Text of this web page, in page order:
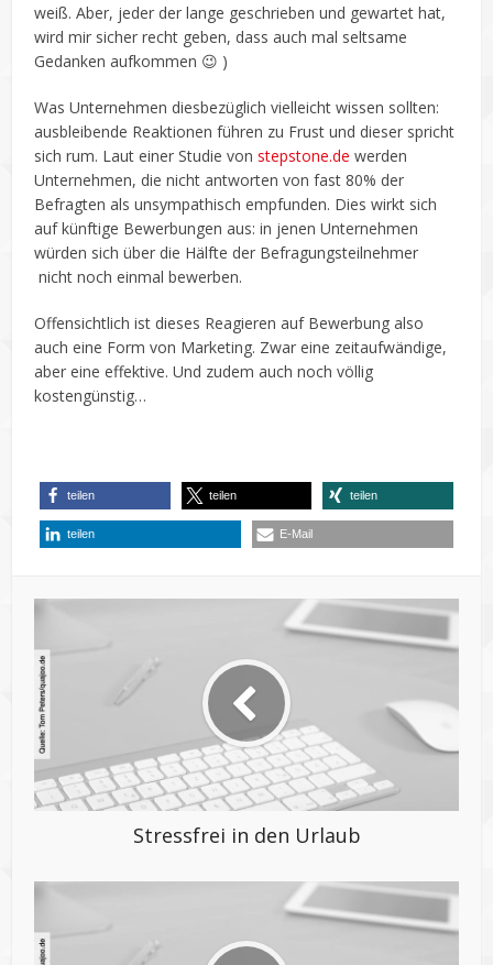
weiß. Aber, jeder der lange geschrieben und gewartet hat,
wird mir sicher recht geben, dass auch mal seltsame
Gedanken aufkommen 😉 )
Was Unternehmen diesbezüglich vielleicht wissen sollten:
ausbleibende Reaktionen führen zu Frust und dieser spricht
sich rum. Laut einer Studie von stepstone.de werden
Unternehmen, die nicht antworten von fast 80% der
Befragten als unsympathisch empfunden. Dies wirkt sich
auf künftige Bewerbungen aus: in jenen Unternehmen
würden sich über die Hälfte der Befragungsteilnehmer
nicht noch einmal bewerben.
Offensichtlich ist dieses Reagieren auf Bewerbung also
auch eine Form von Marketing. Zwar eine zeitaufwändige,
aber eine effektive. Und zudem auch noch völlig
kostengünstig…
teilen teilen teilen
teilen E-Mail
Stressfrei in den Urlaub